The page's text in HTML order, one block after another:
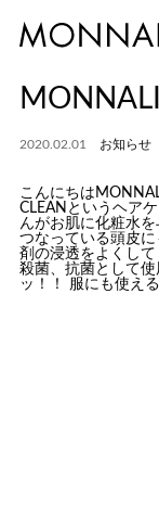
2020.02.01 お知らせ
こんにちは
CLEANというヘア
んがお肌に化粧水
つなっている頭皮
剤の浸透をよくし
殺菌、抗菌として
ッ！！ 服にも使え